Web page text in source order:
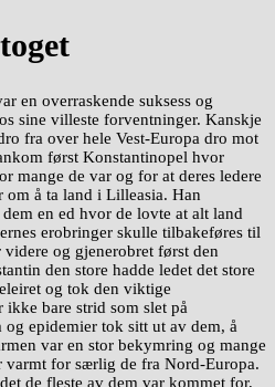
en overraskende suksess og
sine villeste forventninger. Kanskje
fra over hele Vest-Europa dro mot
først Konstantinopel hvor
mange de var og for at deres ledere
om å ta land i Lilleasia. Han
en ed hvor de lovte at alt land
erobringer skulle tilbakeføres til
og gjenerobret først den
den store hadde ledet det store
og tok den viktige
bare strid som slet på
epidemier tok sitt ut av dem, å
var en stor bekymring og mange
for særlig de fra Nord-Europa.
de fleste av dem var kommet for,